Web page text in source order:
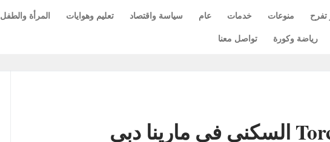
تفرح منوعات خدمات عام سياسة واقتصاد تعليم وهوايات المرأة والطفل
رياضة وكورة تواصل معنا